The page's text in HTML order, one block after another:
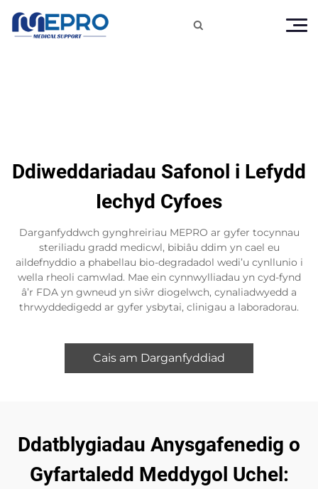

Ddiweddariadau Safonol i Lefydd
Iechyd Cyfoes
Darganfyddwch gynghreiriau MEPRO ar gyfer tocynnau
steriliadu gradd medicwl, bibiâu ddim yn cael eu
aildefnyddio a phabellau bio-degradadol wedi’u cynllunio i
wella rheoli camwlad. Mae ein cynnwylliadau yn cyd-fynd
â’r FDA yn gwneud yn siŵr diogelwch, cynaliadwyedd a
thrwyddedigedd ar gyfer ysbytai, clinigau a laboradorau.
Cais am Darganfyddiad
Ddatblygiadau Anysgafenedig o
Gyfartaledd Meddygol Uchel: